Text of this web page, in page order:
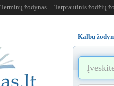
Terminų žodynas Tarptautinis žodžių
Kalbų